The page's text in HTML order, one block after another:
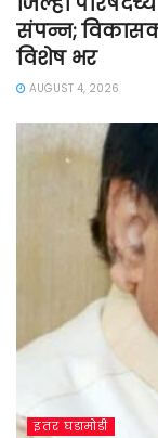
संपन्न;
विशेष भर
AUGUST 4, 2026
इतर घडामोडी